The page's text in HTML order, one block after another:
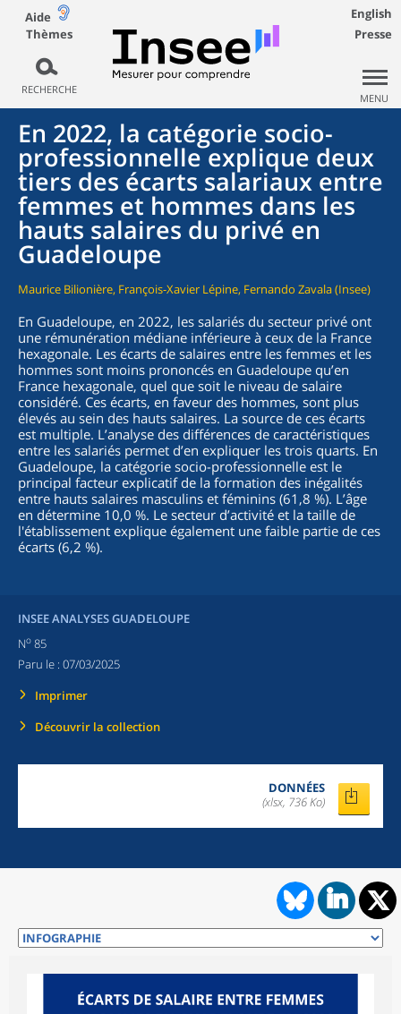
Aide
Thèmes
RECHERCHE
English
Presse
MENU
En 2022, la catégorie socio-
professionnelle explique deux
tiers des écarts salariaux entre
femmes et hommes dans les
hauts salaires du privé en
Guadeloupe
Maurice Bilionière, François-Xavier Lépine, Fernando Zavala (Insee)
En Guadeloupe, en 2022, les salariés du secteur privé ont
une rémunération médiane inférieure à ceux de la France
hexagonale. Les écarts de salaires entre les femmes et les
hommes sont moins prononcés en Guadeloupe qu’en
France hexagonale, quel que soit le niveau de salaire
considéré. Ces écarts, en faveur des hommes, sont plus
élevés au sein des hauts salaires. La source de ces écarts
est multiple. L’analyse des différences de caractéristiques
entre les salariés permet d’en expliquer les trois quarts. En
Guadeloupe, la catégorie socio-professionnelle est le
principal facteur explicatif de la formation des inégalités
entre hauts salaires masculins et féminins (61,8 %). L’âge
en détermine 10,0 %. Le secteur d’activité et la taille de
l'établissement explique également une faible partie de ces
écarts (6,2 %).
INSEE ANALYSES GUADELOUPE
No 85
Paru le : 07/03/2025
Imprimer
Découvrir la collection
DONNÉES
(xlsx, 736 Ko)